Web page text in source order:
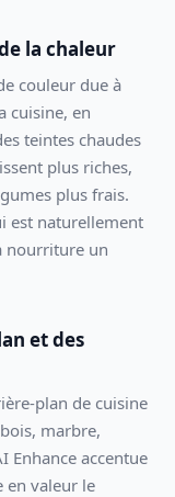
la chaleur
couleur due à
cuisine, en
teintes chaudes
plus riches,
plus frais.
est naturellement
nourriture un
et des
plan de cuisine
marbre,
Enhance accentue
en valeur le